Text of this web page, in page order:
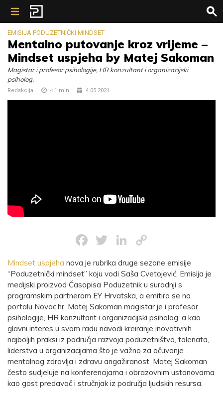
Skip to content
EMISIJA PODUZETNIČKI MINDSET
Mentalno putovanje kroz vrijeme –
Mindset uspjeha by Matej Sakoman
Magistar i profesor psihologije, HR konzultant i organizacijski
psiholog.
Redakcija < 1 min 4.05.2021.
Facebook
TwitterLinkedIn
Link
Mindset uspjeha nova je rubrika druge sezone emisije
“Poduzetnički mindset” koju vodi Saša Cvetojević. Emisija je
medijski proizvod Časopisa Poduzetnik u suradnji s
programskim partnerom EY Hrvatska, a emitira se na
portalu Novac.hr. Matej Sakoman magistar je i profesor
psihologije, HR konzultant i organizacijski psiholog, a kao
glavni interes u svom radu navodi kreiranje inovativnih
najboljih praksi iz područja razvoja poduzetništva, talenata,
liderstva u organizacijama što je važno za očuvanje
mentalnog zdravlja i zdravu angažiranost. Matej Sakoman
često sudjeluje na konferencijama i obrazovnim ustanovama
kao gost predavač i stručnjak iz područja ljudskih resursa.